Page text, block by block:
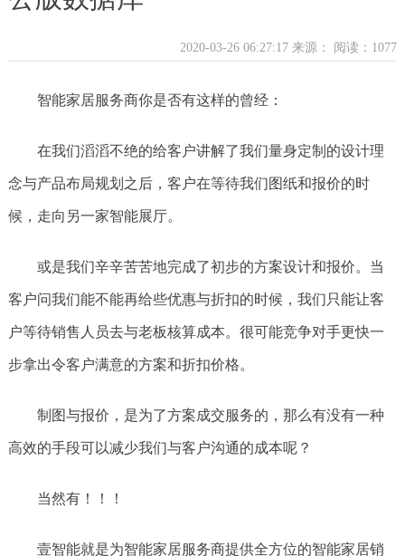
2020-03-26 06:27:17 来源： 阅读：1077
智能家居服务商你是否有这样的曾经：
在我们滔滔不绝的给客户讲解了我们量身定制的设计理
念与产品布局规划之后，客户在等待我们图纸和报价的时
候，走向另一家智能展厅。
或是我们辛辛苦苦地完成了初步的方案设计和报价。当
客户问我们能不能再给些优惠与折扣的时候，我们只能让客
户等待销售人员去与老板核算成本。很可能竞争对手更快一
步拿出令客户满意的方案和折扣价格。
制图与报价，是为了方案成交服务的，那么有没有一种
高效的手段可以减少我们与客户沟通的成本呢？
当然有！！！
壹智能就是为智能家居服务商提供全方位的智能家居销